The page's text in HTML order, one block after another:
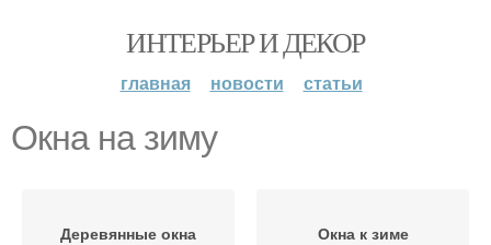
ИНТЕРЬЕР И ДЕКОР
главная новости статьи
Окна на зиму
Деревянные окна Окна к зиме